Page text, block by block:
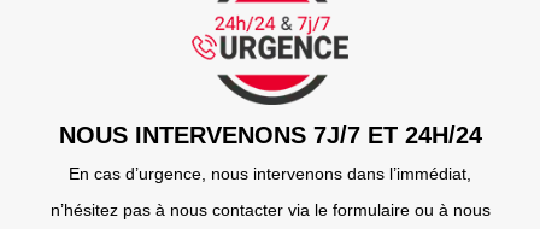
NOUS INTERVENONS 7J/7 ET 24H/24
En cas d’urgence, nous intervenons dans l’immédiat,
n’hésitez pas à nous contacter via le formulaire ou à nous